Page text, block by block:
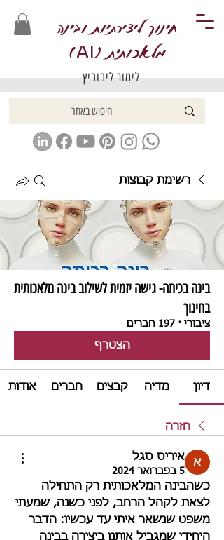
חינוך ליצירתיות ובינה
מלאכותית (AI
)
לימור ליבוביץ
רשימת קבוצות
בינה בכיתה- גישה יזמית לשילוב בינה מלאכותית
בחינוך
ציבורי · 197 חברים
הצטרף
דיון מדיה קבצים חברים אודות
חזרה
איריס סגל
5 בפברואר 2024